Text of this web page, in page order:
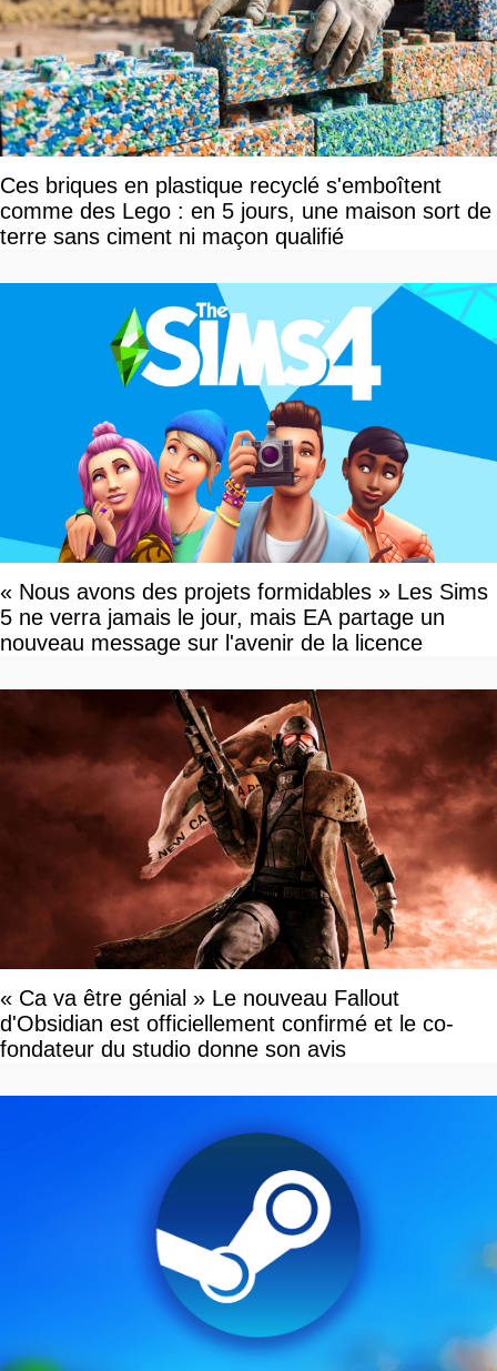
Ces briques en plastique recyclé s'emboîtent
comme des Lego : en 5 jours, une maison sort de
terre sans ciment ni maçon qualifié
« Nous avons des projets formidables » Les Sims
5 ne verra jamais le jour, mais EA partage un
nouveau message sur l'avenir de la licence
« Ca va être génial » Le nouveau Fallout
d'Obsidian est officiellement confirmé et le co-
fondateur du studio donne son avis